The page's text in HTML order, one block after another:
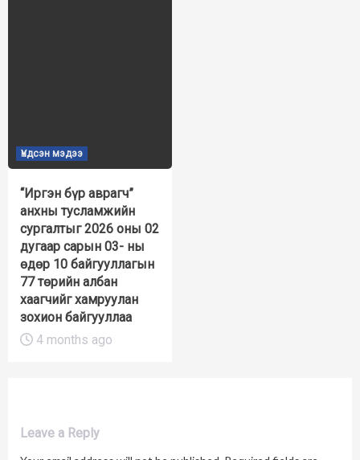
Үндсэн мэдээ
“Иргэн бүр аврагч”
анхны тусламжийн
сургалтыг 2026 оны 02
дугаар сарын 03- ны
өдөр 10 байгууллагын
77 төрийн албан
хаагчийг хамруулан
зохион байгууллаа
4 months ago
Leave a Reply